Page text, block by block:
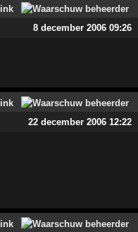
8 december 2006 09:26
22 december 2006 12:22